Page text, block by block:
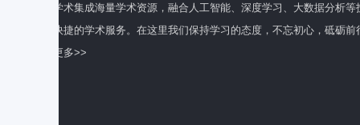
百度学术集成海量学术资源，融合人工智能、深度学习、大数据分析
全面快捷的学术服务。在这里我们保持学习的态度，不忘初心，砥砺前
了解更多>>